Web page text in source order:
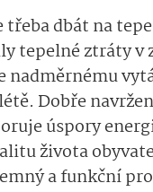
třeba dbát na
tepelné ztráty v
nadměrnému
Dobře
úspory
života
a funkční